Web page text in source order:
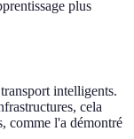
plus
intelligents.
cela
comme l'a démontré